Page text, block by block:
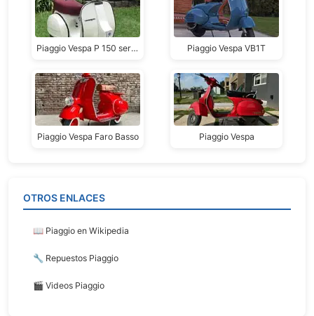
Piaggio Vespa P 150 series Piaggio Vespa VB1T
Piaggio Vespa Faro Basso Piaggio Vespa
OTROS ENLACES
📖 Piaggio en Wikipedia
🔧 Repuestos Piaggio
🎬 Videos Piaggio